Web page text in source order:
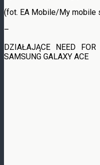
(fot. EA Mobile/My mobile
–
DZIAŁAJĄCE NEED
SAMSUNG GALAXY ACE